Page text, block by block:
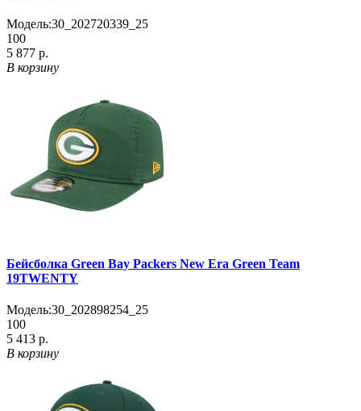
Модель:30_202720339_25
100
5 877 р.
В корзину
Бейсболка Green Bay Packers New Era Green Team
19TWENTY
Модель:30_202898254_25
100
5 413 р.
В корзину